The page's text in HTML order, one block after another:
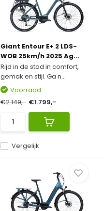
Giant Entour E+ 2 LDS-
WOB 25km/h 2025 Ag...
Rijd in de stad in comfort,
gemak en stijl. Ga n...
Vergelijk
Voorraad
€2.149,- €1.799,-